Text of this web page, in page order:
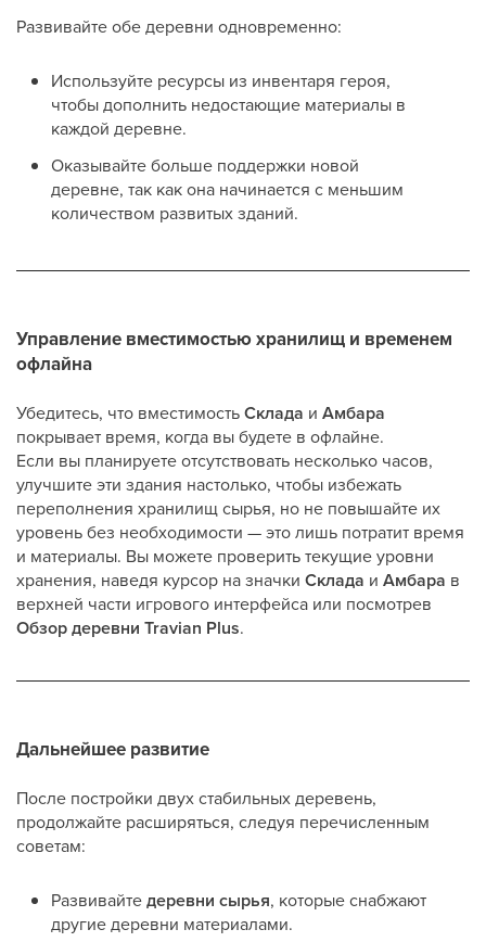
Развивайте обе деревни одновременно:
Используйте ресурсы из инвентаря героя,
чтобы дополнить недостающие материалы в
каждой деревне.
Оказывайте больше поддержки новой
деревне, так как она начинается с меньшим
количеством развитых зданий.
Управление вместимостью хранилищ и временем
офлайна
Убедитесь, что вместимостьСклада и Амбара
покрывает время, когда вы будете в офлайне.
Если вы планируете отсутствовать несколько часов,
улучшите эти здания настолько, чтобы избежать
переполнения хранилищ сырья, но не повышайте их
уровень без необходимости — это лишь потратит время
и материалы. Вы можете проверить текущие уровни
хранения, наведя курсор на значки Склада и Амбара в
верхней части игрового интерфейса или посмотрев
Обзор деревни Travian Plus.
Дальнейшее развитие
После постройки двух стабильных деревень,
продолжайте расширяться, следуя перечисленным
советам:
Развивайтедеревни сырья, которые снабжают
другие деревни материалами.